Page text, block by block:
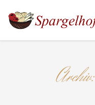
Archiv: